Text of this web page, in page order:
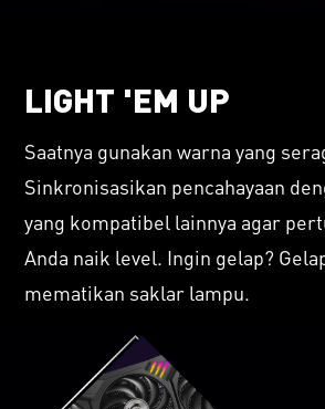
LIGHT 'EM UP
Saatnya gunakan warna yang
Sinkronisasikan pencahayaan
yang kompatibel lainnya agar
Anda naik level. Ingin gelap?
mematikan saklar lampu.